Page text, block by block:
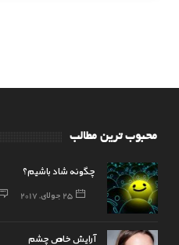
محبوب ترین مطالب
چگونه شاد باشیم؟
25 جولای, 2017
آرایش خاص چشم